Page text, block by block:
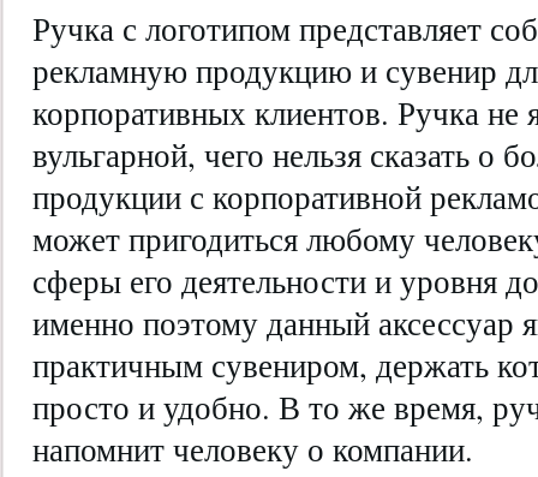
Ручка с логотипом представляет
рекламную продукцию и сувенир
корпоративных клиентов. Ручка не
вульгарной, чего нельзя сказать о
продукции с корпоративной
может пригодиться любому
сферы его деятельности и уровня
именно поэтому данный аксессуар
практичным сувениром, держать
просто и удобно. В то же время,
напомнит человеку о компании.